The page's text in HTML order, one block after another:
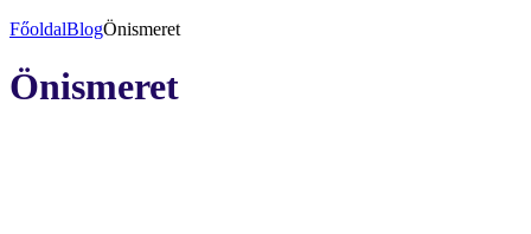
FőoldalBlogÖnismeret
Önismeret